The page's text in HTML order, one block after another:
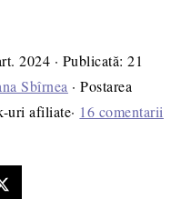
2024 · Publicată:21
Sbîrnea · Postarea
uri afiliate· 16 comentarii